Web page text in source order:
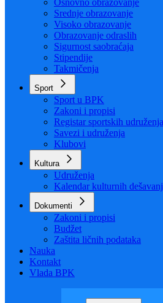
Obrazovanje
Predškolski odgoj
Osnovno obrazovanje
Srednje obrazovanje
Visoko obrazovanje
Obrazovanje odraslih
Sigurnost saobraćaja
Stipendije
Takmičenja
Sport
Sport u BPK
Zakoni i propisi
Registar sportskih udruženja
Savezi i udruženja
Klubovi
Udruženja
Kalendar kulturnih dešavanja
Dokumenti
Zakoni i propisi
Budžet
Zaštita ličnih podataka